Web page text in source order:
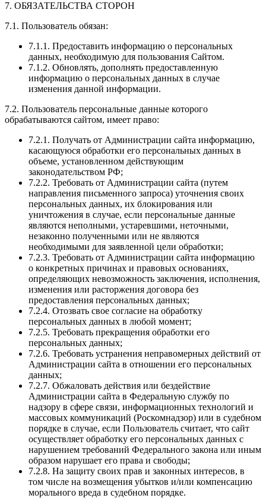
7. ОБЯЗАТЕЛЬСТВА СТОРОН
7.1. Пользователь обязан:
7.1.1. Предоставить информацию о персональных
данных, необходимую для пользования Сайтом.
7.1.2. Обновлять, дополнять предоставленную
информацию о персональных данных в случае
изменения данной информации.
7.2. Пользователь персональные данные которого
обрабатываются сайтом, имеет право:
7.2.1. Получать от Администрации сайта информацию,
касающуюся обработки его персональных данных в
объеме, установленном действующим
законодательством РФ;
7.2.2. Требовать от Администрации сайта (путем
направления письменного запроса) уточнения своих
персональных данных, их блокирования или
уничтожения в случае, если персональные данные
являются неполными, устаревшими, неточными,
незаконно полученными или не являются
необходимыми для заявленной цели обработки;
7.2.3. Требовать от Администрации сайта информацию
о конкретных причинах и правовых основаниях,
определяющих невозможность заключения, исполнения,
изменения или расторжения договора без
предоставления персональных данных;
7.2.4. Отозвать свое согласие на обработку
персональных данных в любой момент;
7.2.5. Требовать прекращения обработки его
персональных данных;
7.2.6. Требовать устранения неправомерных действий от
Администрации сайта в отношении его персональных
данных;
7.2.7. Обжаловать действия или бездействие
Администрации сайта в Федеральную службу по
надзору в сфере связи, информационных технологий и
массовых коммуникаций (Роскомнадзор) или в судебном
порядке в случае, если Пользователь считает, что сайт
осуществляет обработку его персональных данных с
нарушением требований Федерального закона или иным
образом нарушает его права и свободы;
7.2.8. На защиту своих прав и законных интересов, в
том числе на возмещения убытков и/или компенсацию
морального вреда в судебном порядке.